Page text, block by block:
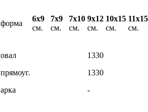
форма
6х9
см.
7х9
см.
7х10
см.
9х12
см.
10х15
см.
11х15
см.
овал
прямоуг.
арка
1330
1330
-